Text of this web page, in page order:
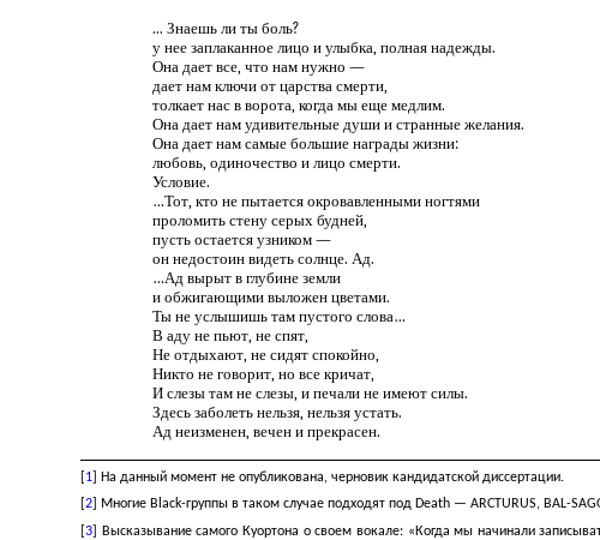
... Знаешь ли ты боль?
у нее заплаканное лицо и улыбка, полная надежды.
Она дает все, что нам нужно —
дает нам ключи от царства смерти,
толкает нас в ворота, когда мы еще медлим.
Она дает нам удивительные души и странные желания.
Она дает нам самые большие награды жизни:
любовь, одиночество и лицо смерти.
Условие.
…Тот, кто не пытается окровавленными ногтями
проломить стену серых будней,
пусть остается узником —
он недостоин видеть солнце. Ад.
…Ад вырыт в глубине земли
и обжигающими выложен цветами.
Ты не услышишь там пустого слова…
В аду не пьют, не спят,
Не отдыхают, не сидят спокойно,
Никто не говорит, но все кричат,
И слезы там не слезы, и печали не имеют силы.
Здесь заболеть нельзя, нельзя устать.
Ад неизменен, вечен и прекрасен.
1 ] На данный момент не опубликована, черновик кандидатской диссертации.
[2 ] Многие Black-группы в таком случае подходят под Death — ARCTURUS,BAL-
[3 ] Высказывание самого Куортона о своем вокале: «Когда мы начинали